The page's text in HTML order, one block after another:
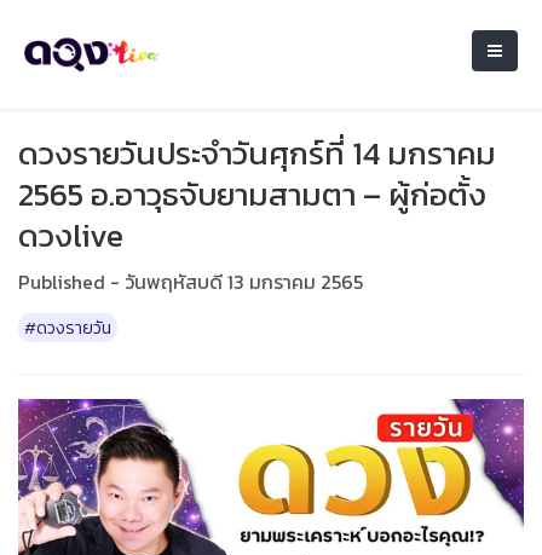
ดวงรายวันประจำวันศุกร์ที่ 14 มกราคม
2565 อ.อาวุธจับยามสามตา – ผู้ก่อตั้ง
ดวงlive
Published - วันพฤหัสบดี 13 มกราคม 2565
#ดวงรายวัน